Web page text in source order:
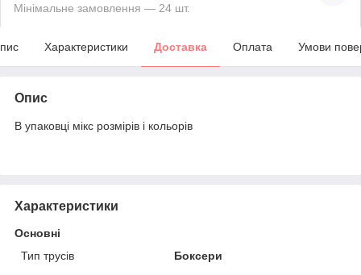
Мінімальне замовлення — 24 шт.
Характеристики Доставка Оплата Умови
Опис
В упаковці мікс розмірів і кольорів
Характеристики
Основні
Тип трусів
Боксери